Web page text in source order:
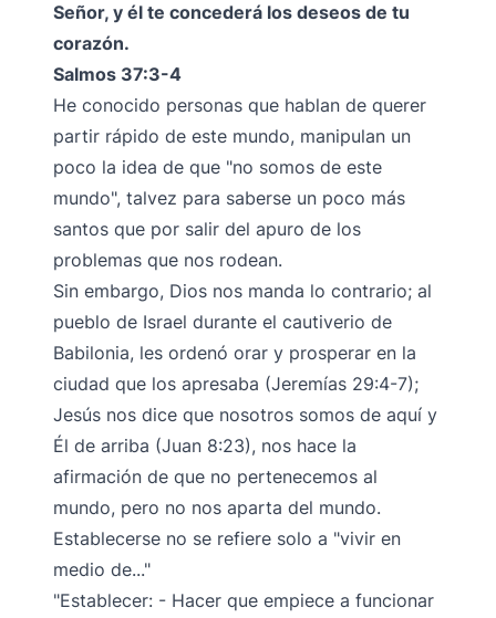
Señor, y él te concederá los deseos de tu
corazón.
Salmos 37:3-4
He conocido personas que hablan de querer
partir rápido de este mundo, manipulan un
poco la idea de que "no somos de este
mundo", talvez para saberse un poco más
santos que por salir del apuro de los
problemas que nos rodean.
Sin embargo, Dios nos manda lo contrario; al
pueblo de Israel durante el cautiverio de
Babilonia, les ordenó orar y prosperar en la
ciudad que los apresaba (Jeremías 29:4-7);
Jesús nos dice que nosotros somos de aquí y
Él de arriba (Juan 8:23), nos hace la
afirmación de que no pertenecemos al
mundo, pero no nos aparta del mundo.
Establecerse no se refiere solo a "vivir en
medio de..."
"Establecer: - Hacer que empiece a funcionar